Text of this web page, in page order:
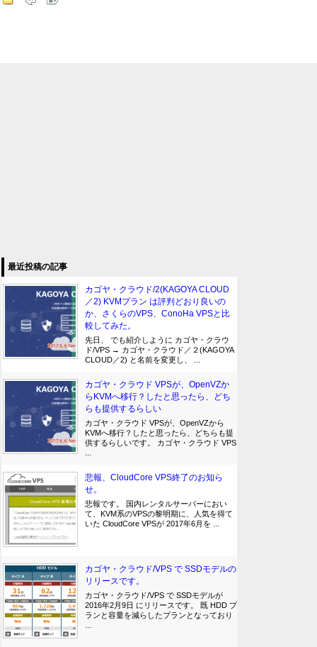
最近投稿の記事
カゴヤ・クラウド/2(KAGOYA CLOUD
／2) KVMプラン は評判どおり良いの
か、さくらのVPS、ConoHa VPSと比
較してみた。
先日、 でも紹介しように カゴヤ・クラウ
ド/VPS → カゴヤ・クラウド／２(KAGOYA
CLOUD／2) と名前を変更し、 ...
カゴヤ・クラウド VPSが、OpenVZか
らKVMへ移行？したと思ったら、どち
らも提供するらしい
カゴヤ・クラウド VPSが、OpenVZから
KVMへ移行？したと思ったら、どちらも提
供するらしいです。 カゴヤ・クラウド VPS
悲報、CloudCore VPS終了のお知ら
せ。
悲報です。 国内レンタルサーバーにおい
て、KVM系のVPSの黎明期に、人気を得て
いた CloudCore VPSが 2017年6月を ...
カゴヤ・クラウド/VPS で SSDモデルの
リリースです。
カゴヤ・クラウド/VPS で SSDモデルが
2016年2月9日 にリリースです。 既 HDD プ
ランと容量を減らしたプランとなっており